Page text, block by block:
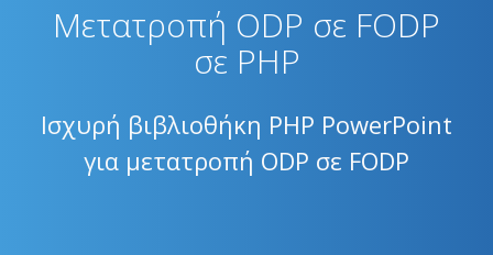
Μετατροπή ODP σε FODP
σε PHP
Ισχυρή βιβλιοθήκη PHP PowerPoint
για μετατροπή ODP σε FODP